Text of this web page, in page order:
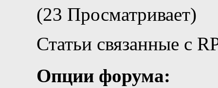
(23 Просматривает)
Статьи связанные с
Опции форума: